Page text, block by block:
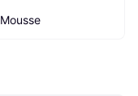
Mousse